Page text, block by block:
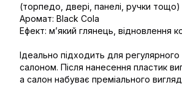
(торпедо, двері, панелі, ручки тощо)
Аромат: Black Cola
Ефект: м’який глянець, відновлення
Ідеально підходить для
салоном. Після нанесення пластик
а салон набуває преміального